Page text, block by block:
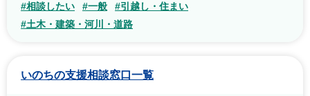
#相談したい
#一般
#引越し・住まい
#土木・建築・河川・道路
いのちの支援相談窓口一覧